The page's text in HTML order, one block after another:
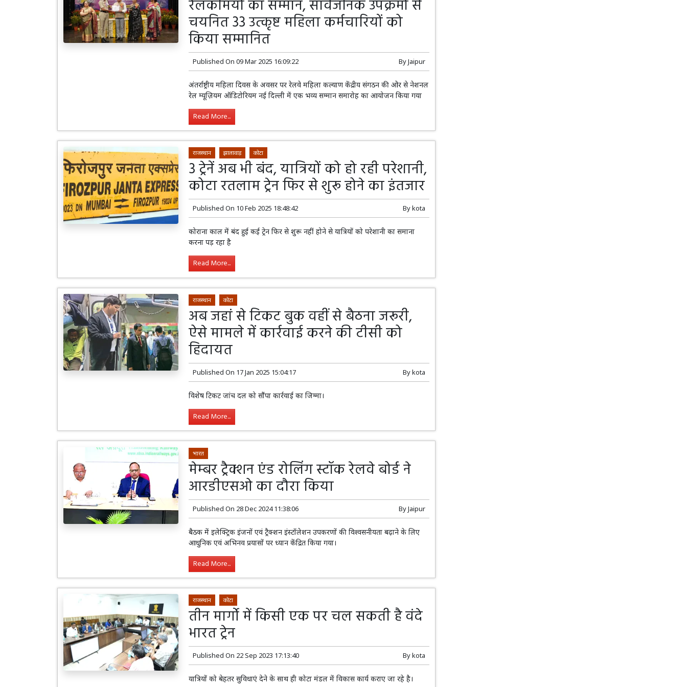
रेलकर्मियों का सम्मान, सार्वजनिक उपक्रमों से
चयनित 33 उत्कृष्ट महिला कर्मचारियों को
किया सम्मानित
Published On 09 Mar 2025 16:09:22 ByJaipur
अंतर्राष्ट्रीय महिला दिवस के अवसर पर रेलवे महिला कल्याण केंद्रीय संगठन की ओर से नेशनल
रेल म्यूज़ियम ऑडिटोरियम नई दिल्ली में एक भव्य सम्मान समारोह का आयोजन किया गया
Read More...
राजस्थान झालावाड़ कोटा
3 ट्रेनें अब भी बंद, यात्रियों को हो रही परेशानी,
कोटा रतलाम ट्रेन फिर से शुरू होने का इंतजार
Published On 10 Feb 2025 18:48:42 Bykota
कोराना काल में बंद हुई कई ट्रेन फिर से शुरू नहीं होने से यात्रियों को परेशानी का समाना
करना पड़ रहा है
Read More...
राजस्थान कोटा
अब जहां से टिकट बुक वहीं से बैठना जरूरी,
ऐसे मामले में कार्रवाई करने की टीसी को
हिदायत
Published On 17 Jan 2025 15:04:17 Bykota
विशेष टिकट जांच दल को सौंपा कार्रवाई का जिम्मा।
Read More...
भारत
मेम्बर ट्रैक्शन एंड रोलिंग स्टॉक रेलवे बोर्ड ने
आरडीएसओ का दौरा किया
Published On 28 Dec 2024 11:38:06 ByJaipur
बैठक में इलेक्ट्रिक इंजनों एवं ट्रैक्शन इंस्टॉलेशन उपकरणों की विश्वसनीयता बढ़ाने के लिए
आधुनिक एवं अभिनव प्रयासों पर ध्यान केंद्रित किया गया।
Read More...
राजस्थान कोटा
तीन मार्गो में किसी एक पर चल सकती है वंदे
भारत ट्रेन
Published On 22 Sep 2023 17:13:40 Bykota
यात्रियों को बेहतर सुविधाएं देने के साथ ही कोटा मंडल में विकास कार्य कराए जा रहे है।